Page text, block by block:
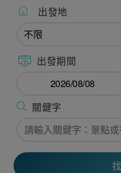
出發地
出發期間